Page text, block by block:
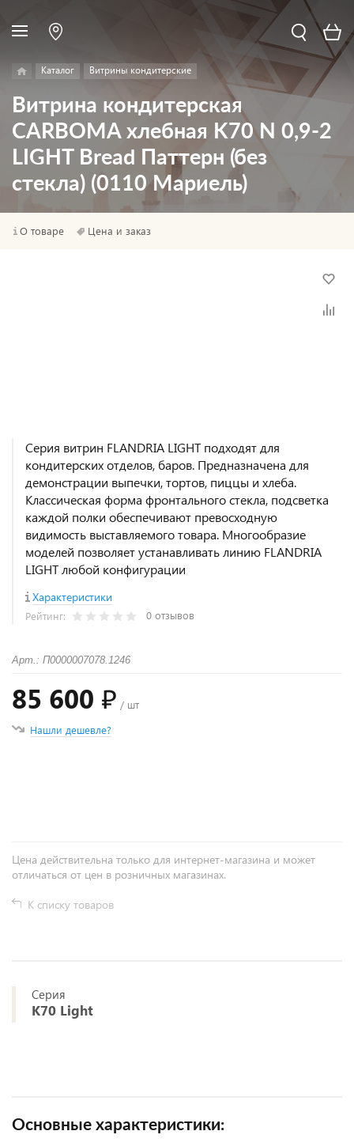
Каталог Витрины кондитерские
Витрина кондитерская
CARBOMA хлебная K70 N 0,9-2
LIGHT Bread Паттерн (без
стекла) (0110 Мариель)
О товаре Цена и заказ
Серия витрин FLANDRIA LIGHT подходят для
кондитерских отделов, баров. Предназначена для
демонстрации выпечки, тортов, пиццы и хлеба.
Классическая форма фронтального стекла, подсветка
каждой полки обеспечивают превосходную
видимость выставляемого товара. Многообразие
моделей позволяет устанавливать линию FLANDRIA
LIGHT любой конфигурации
Характеристики
Рейтинг: 0 отзывов
Арт.: П0000007078.1246
85 600 ₽ / шт
Нашли дешевле?
Цена действительна только для интернет-магазина и может
отличаться от цен в розничных магазинах.
К списку товаров
Серия
K70 Light
Основные характеристики: